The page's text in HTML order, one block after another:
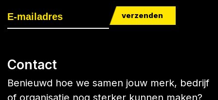
verzenden
Contact
Benieuwd hoe we samen jouw merk, bedrijf
of organisatie nog sterker kunnen maken?